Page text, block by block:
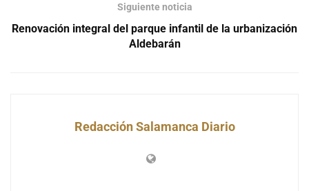
Siguiente noticia
Renovación integral del parque infantil de la urbanización
Aldebarán
Redacción Salamanca Diario